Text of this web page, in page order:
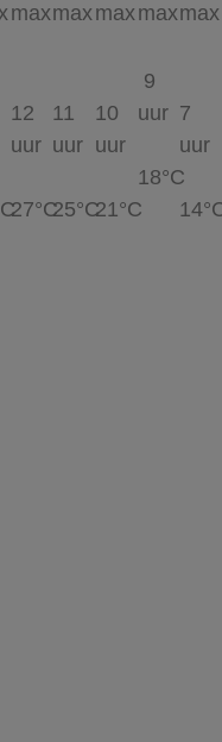
max
12
uur
27°C
max
11
uur
25°C
max
10
uur
21°C
max
9
uur
18°C
max
7
uur